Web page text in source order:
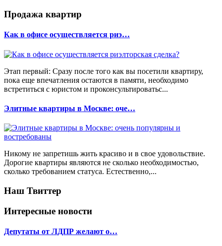
Продажа квартир
Как в офисе осуществляется риэ…
Этап первый: Сразу после того как вы посетили квартиру,
пока еще впечатления остаются в памяти, необходимо
встретиться с юристом и проконсультироватьс...
Элитные квартиры в Москве: оче…
Никому не запретишь жить красиво и в свое удовольствие.
Дорогие квартиры являются не сколько необходимостью,
сколько требованием статуса. Естественно,...
Наш Твиттер
Интересные новости
Депутаты от ЛДПР желают о…